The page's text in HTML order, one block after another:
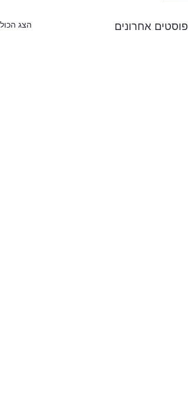
פוסטים אחרונים הצג הכול